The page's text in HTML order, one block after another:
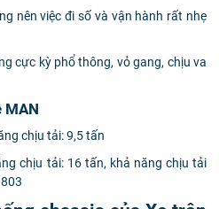
nên việc đi số và vận hành rất nhẹ
cực kỳ phổ thông, vỏ gang, chịu va
MAN
chịu tải: 9,5 tấn
chịu tải: 16 tấn, khả năng chịu tải